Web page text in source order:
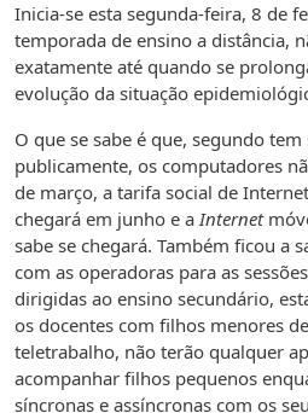
Inicia-se esta segunda-feira, 8 de
temporada de ensino a distância,
exatamente até quando se
evolução da situação
O que se sabe é que, segundo
publicamente, os computadores
de março, a tarifa social de
chegará em junho e aInternet
sabe se chegará. Também ficou a
com as operadoras para as
dirigidas ao ensino secundário,
os docentes com filhos menores
teletrabalho, não terão qualquer
acompanhar filhos pequenos
síncronas e assíncronas com os